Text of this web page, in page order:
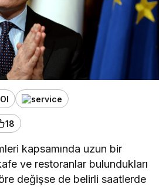
18
kapsamında uzun bir
ve restoranlar bulundukları
değişse de belirli saatlerde